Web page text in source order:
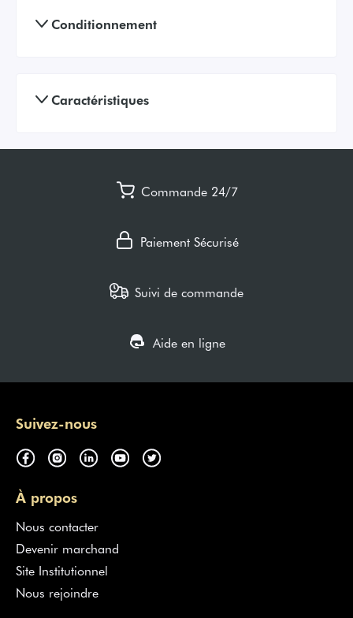
Conditionnement
Caractéristiques
Commande 24/7
Paiement Sécurisé
Suivi de commande
Aide en ligne
Suivez-nous
À propos
Nous contacter
Devenir marchand
Site Institutionnel
Nous rejoindre